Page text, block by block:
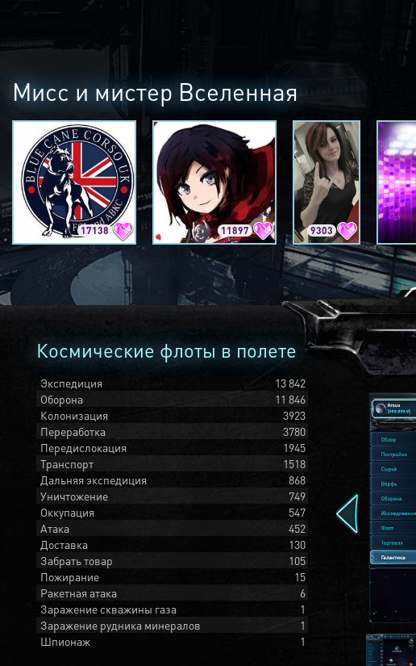
Мисс и мистер Вселенная
17138 11897 9303
Космические флоты в полете
Экспедиция
13 842
Оборона
11 846
Колонизация
3923
Переработка
3780
Передислокация
1945
Транспорт
1518
Дальняя экспедиция
868
Уничтожение
749
Оккупация
547
Атака
452
Доставка
130
Забрать товар
105
Пожирание
15
Ракетная атака
6
Заражение скважины газа
1
Заражение рудника минералов
1
Шпионаж
1